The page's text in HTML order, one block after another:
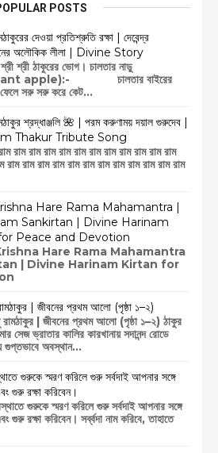
POSTS
দেওয়া প্রতিশ্রুতি রক্ষা | দেবেন্দ্র
অলৌকিক লীলা | Divine Story
শ্রী ঠাকুরের ভোগ। চালতার নাড়ু
apple):- চালতার বাইরের
সরু সরু করে কেট...
শ্রদ্ধাঞ্জলি 🌺 | পরম করুণাময় দয়াল গুরুদেব |
Thakur Tribute Song
রাম রাম রাম রাম রাম রাম রাম রাম রাম রাম রাম
রাম রাম রাম রাম রাম রাম রাম রাম রাম রাম রাম রাম
Hare Rama Mahamantra |
Sankirtan | Divine Harinam
Peace and Devotion
Hare Rama Mahamantra
| Divine Harinam Kirtan for
| জীবনের প্রথম আলো (পৃষ্ঠা ১–২)
রামঠাকুর | জীবনের প্রথম আলো (পৃষ্ঠা ১–২) ঠাকুর
সেজ ভ্রাতার কালির কারখানায় সদানন্দ রোডে
গুপ্তভাবে অবস্থান...
গুরুকে স্মরণ করিলে গুরু সর্বদাই আপনার সঙ্গে
গুরু রক্ষা করিবেন।
গুরুকে স্মরণ করিলে গুরু সর্বদাই আপনার সঙ্গে
গুরু রক্ষা করিবেন। সর্ব্বদা নাম করিবে, তাহাতে